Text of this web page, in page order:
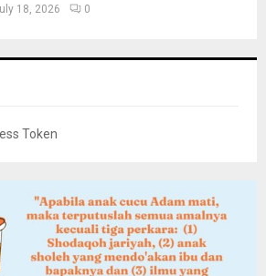
18, 2026 0
Token